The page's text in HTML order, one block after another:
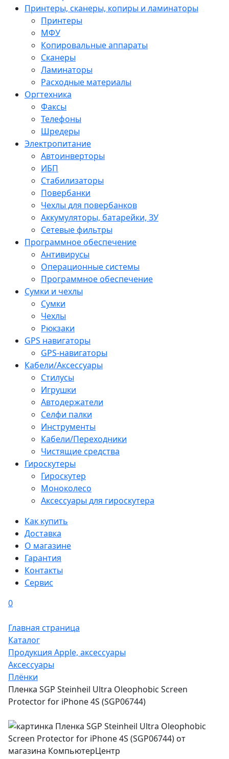
Принтеры, сканеры, копиры и ламинаторы
Принтеры
МФУ
Копировальные аппараты
Сканеры
Ламинаторы
Расходные материалы
Оргтехника
Факсы
Телефоны
Шредеры
Электропитание
Автоинверторы
ИБП
Стабилизаторы
Повербанки
Чехлы для повербанков
Аккумуляторы, батарейки, ЗУ
Сетевые фильтры
Программное обеспечение
Антивирусы
Операционные системы
Программное обеспечение
Сумки и чехлы
Сумки
Чехлы
Рюкзаки
GPS навигаторы
GPS-навигаторы
Кабели/Аксессуары
Стилусы
Игрушки
Автодержатели
Селфи палки
Инструменты
Кабели/Переходники
Чистящие средства
Гироскутеры
Гироскутер
Моноколесо
Аксессуары для гироскутера
Как купить
Доставка
О магазине
Гарантия
Контакты
Сервис
0
Главная страница
Каталог
Продукция Apple, аксессуары
Аксессуары
Плёнки
Пленка SGP Steinheil Ultra Oleophobic Screen
Protector for iPhone 4S (SGP06744)